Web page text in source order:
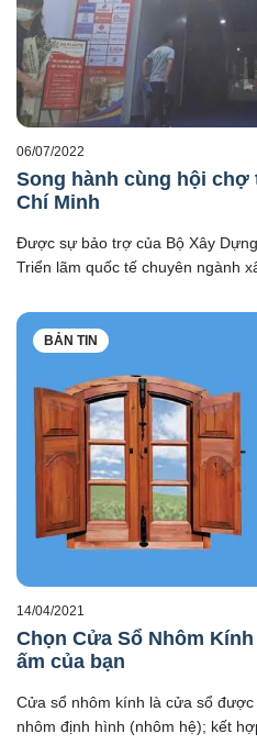
06/07/2022
Song hành cùng hội chợ
Chí Minh
Được sự bảo trợ của Bộ Xây
Triển lãm quốc tế chuyên ngành
BẢN TIN
14/04/2021
Chọn Cửa Sổ Nhôm
ấm của bạn
Cửa sổ nhôm kính là cửa sổ
nhôm định hình (nhôm hệ); kết